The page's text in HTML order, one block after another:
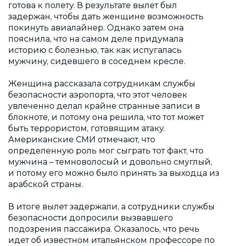
готова к полету. В результате вылет был
задержан, чтобы дать женщине возможность
покинуть авиалайнер. Однако затем она
пояснила, что на самом деле придумала
историю с болезнью, так как испугалась
мужчину, сидевшего в соседнем кресле.
Женщина рассказала сотрудникам службы
безопасности аэропорта, что этот человек
увлеченно делал крайне странные записи в
блокноте, и потому она решила, что тот может
быть террористом, готовящим атаку.
Американские СМИ отмечают, что
определенную роль мог сыграть тот факт, что
мужчина – темноволосый и довольно смуглый,
и потому его можно было принять за выходца из
арабской страны.
В итоге вылет задержали, а сотрудники службы
безопасности допросили вызвавшего
подозрения пассажира. Оказалось, что речь
идет об известном итальянском профессоре по